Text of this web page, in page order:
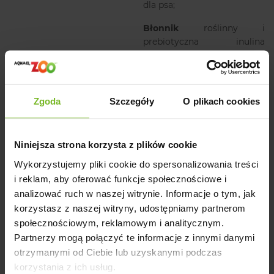
Zgoda Szczegóły O plikach cookies
Niniejsza strona korzysta z plików cookie
Wykorzystujemy pliki cookie do spersonalizowania treści
i reklam, aby oferować funkcje społecznościowe i
analizować ruch w naszej witrynie. Informacje o tym, jak
korzystasz z naszej witryny, udostępniamy partnerom
społecznościowym, reklamowym i analitycznym.
Partnerzy mogą połączyć te informacje z innymi danymi
otrzymanymi od Ciebie lub uzyskanymi podczas
korzystania z ich usług.
dla psa;
Błonnik roślinny i
prebiotyczna inulina
mechanizmy obronne
przyspiesza regenerację
komórek wątroby.
SKŁAD:
wołowina 55%, serca wołowe 14%, mąka grochowa 2%,
groszek 2%, słodki ziemniak (batat) 2%, lignoceluloza
(włókno roślinne) 0,7%, węglan wapnia 0,3%,